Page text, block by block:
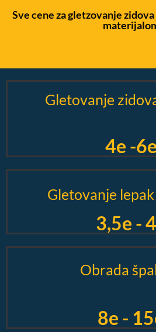
Sve cene za gletzovanje
Gletovanje
4e -6e
Gletovanje
3,5e -
Obrada
8e -